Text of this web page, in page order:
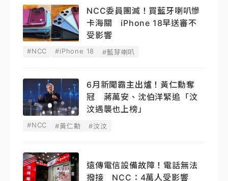
NCC委員團滅！買藍牙喇叭慘
卡海關 iPhone 18早送審不
受影響
#NCC #iPhone 18 #藍芽喇叭
6月新聞霸主出爐！黃仁勳奪
冠 蔣萬安、沈伯洋緊追「汶
汶遇襲也上榜」
#NCC #黃仁勳 #汶汶
遠傳電信設備故障！電話無法
撥接 NCC：4萬人受影響